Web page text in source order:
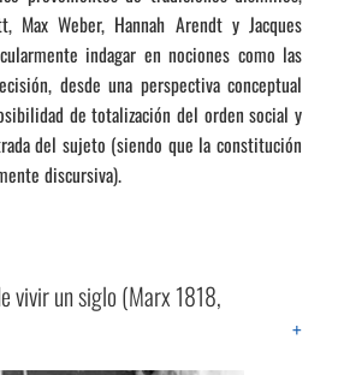
Max Weber, Hannah Arendt y Jacques
indagar en nociones como las
desde una perspectiva conceptual
de totalización del orden social y
del sujeto (siendo que la constitución
discursiva).
vivir un siglo (Marx 1818,
+